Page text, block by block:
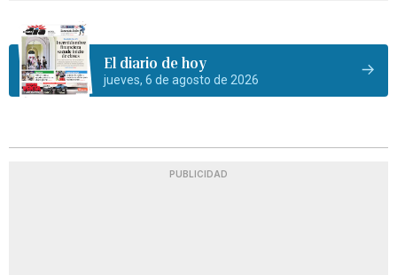
El diario de hoy
jueves, 6 de agosto de 2026
PUBLICIDAD